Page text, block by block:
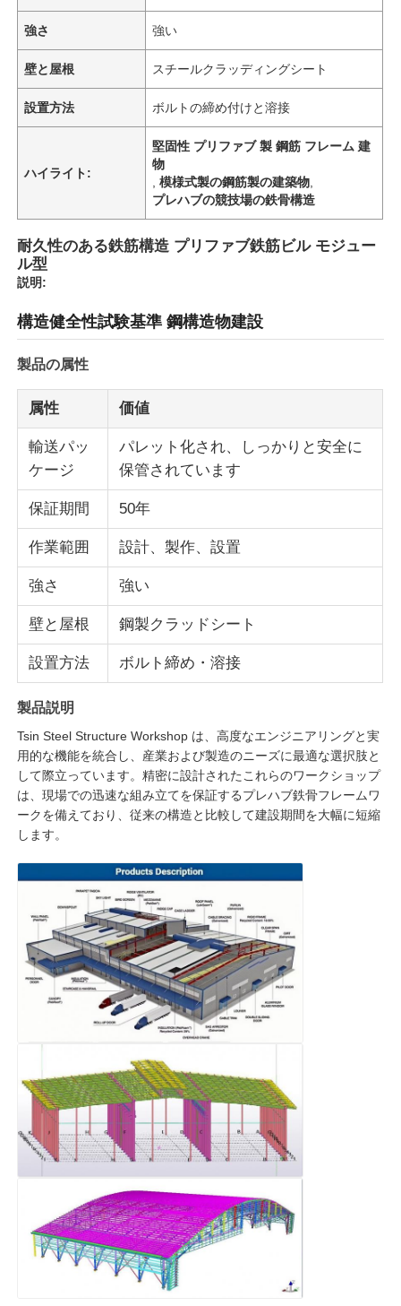
家
製品
VRショー
私たちについて
工場 ツアー
品質管理
連絡 ください
ケース
強さ 強い
壁と屋根 スチールクラッディングシート
設置方法 ボルトの締め付けと溶接
ハイライト:
堅固性 プリファブ 製 鋼筋 フレーム 建
物
,模様式製の鋼筋製の建築物
プレハブの競技場の鉄骨構造
耐久性のある鉄筋構造 プリファブ鉄筋ビル モジュー
ル型
説明:
構造健全性試験基準 鋼構造物建設
製品の属性
属性 価値
輸送パッ
ケージ
パレット化され、しっかりと安全に
保管されています
保証期間 50年
作業範囲 設計、製作、設置
強さ 強い
壁と屋根 鋼製クラッドシート
設置方法 ボルト締め・溶接
製品説明
Tsin Steel Structure Workshop は、高度なエンジニアリングと実
用的な機能を統合し、産業および製造のニーズに最適な選択肢と
して際立っています。精密に設計されたこれらのワークショップ
は、現場での迅速な組み立てを保証するプレハブ鉄骨フレームワ
ークを備えており、従来の構造と比較して建設期間を大幅に短縮
します。